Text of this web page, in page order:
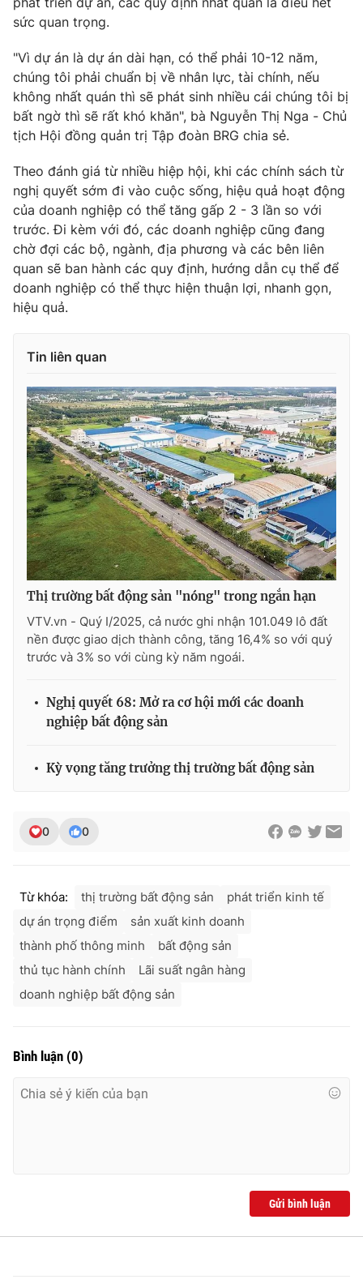
sức quan trọng.
"Vì dự án là dự án dài hạn, có thể phải 10-12 năm,
chúng tôi phải chuẩn bị về nhân lực, tài chính, nếu
không nhất quán thì sẽ phát sinh nhiều cái chúng tôi bị
bất ngờ thì sẽ rất khó khăn", bà Nguyễn Thị Nga - Chủ
tịch Hội đồng quản trị Tập đoàn BRG chia sẻ.
Theo đánh giá từ nhiều hiệp hội, khi các chính sách từ
nghị quyết sớm đi vào cuộc sống, hiệu quả hoạt động
của doanh nghiệp có thể tăng gấp 2 - 3 lần so với
trước. Đi kèm với đó, các doanh nghiệp cũng đang
chờ đợi các bộ, ngành, địa phương và các bên liên
quan sẽ ban hành các quy định, hướng dẫn cụ thể để
doanh nghiệp có thể thực hiện thuận lợi, nhanh gọn,
hiệu quả.
Tin liên quan
Thị trường bất động sản "nóng" trong ngắn hạn
VTV.vn - Quý I/2025, cả nước ghi nhận 101.049 lô đất
nền được giao dịch thành công, tăng 16,4% so với quý
trước và 3% so với cùng kỳ năm ngoái.
Nghị quyết 68: Mở ra cơ hội mới các doanh
nghiệp bất động sản
Kỳ vọng tăng trưởng thị trường bất động sản
0 0
Từ khóa: thị trường bất động sản
phát triển kinh tế
dự án trọng điểm
sản xuất kinh doanh
thành phố thông minh
bất động sản
thủ tục hành chính
Lãi suất ngân hàng
doanh nghiệp bất động sản
Bình luận (0)
Gửi bình luận